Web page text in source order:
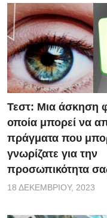
Τεστ: Μια άσκηση
οποία μπορεί να
πράγματα που
γνωρίζατε για την
προσωπικότητα
18 ΔΕΚΕΜΒΡΊΟΥ, 2023